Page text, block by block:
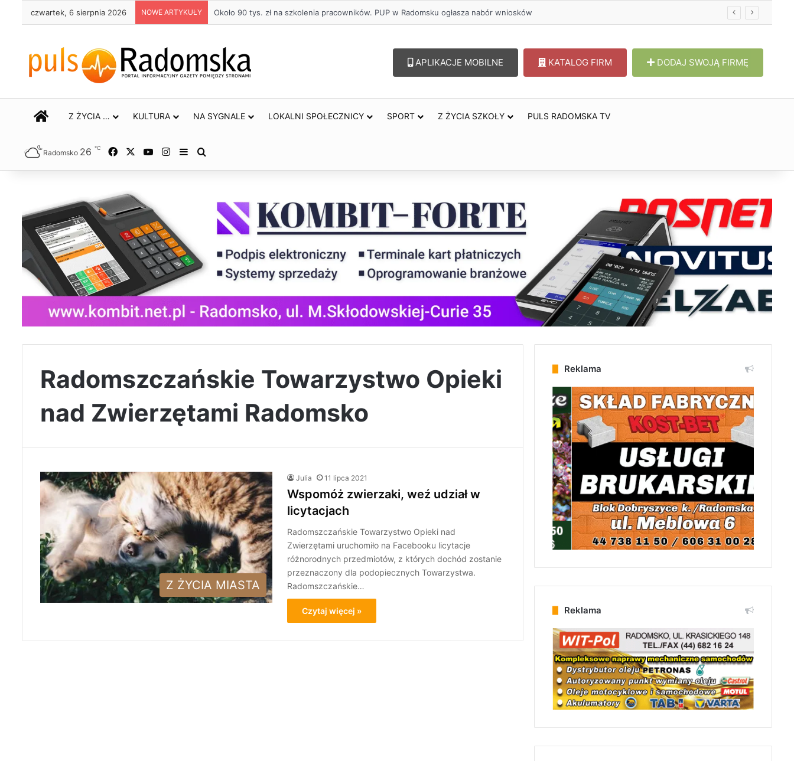
czwartek, 6 sierpnia 2026 NOWE ARTYKUŁY
APLIKACJE MOBILNE KATALOG FIRM DODAJ SWOJĄ FIRMĘ
STRONA GŁÓWNA
Z ŻYCIA … KULTURA NA SYGNALE LOKALNI SPOŁECZNICY SPORT Z ŻYCIA SZKOŁY PULS RADOMSKA TV
Radomsko 26 ℃ Facebook YouTubeInstagram
Sidebar
Radomszczańskie Towarzystwo Opieki
nad Zwierzętami Radomsko
Z ŻYCIA MIASTA
Julia 11 lipca 2021
Wspomóż zwierzaki, weź udział w
licytacjach
Radomszczańskie Towarzystwo Opieki nad
Zwierzętami uruchomiło na Facebooku licytacje
różnorodnych przedmiotów, z których dochód zostanie
przeznaczony dla podopiecznych Towarzystwa.
Radomszczańskie…
Czytaj więcej »
Reklama
Reklama